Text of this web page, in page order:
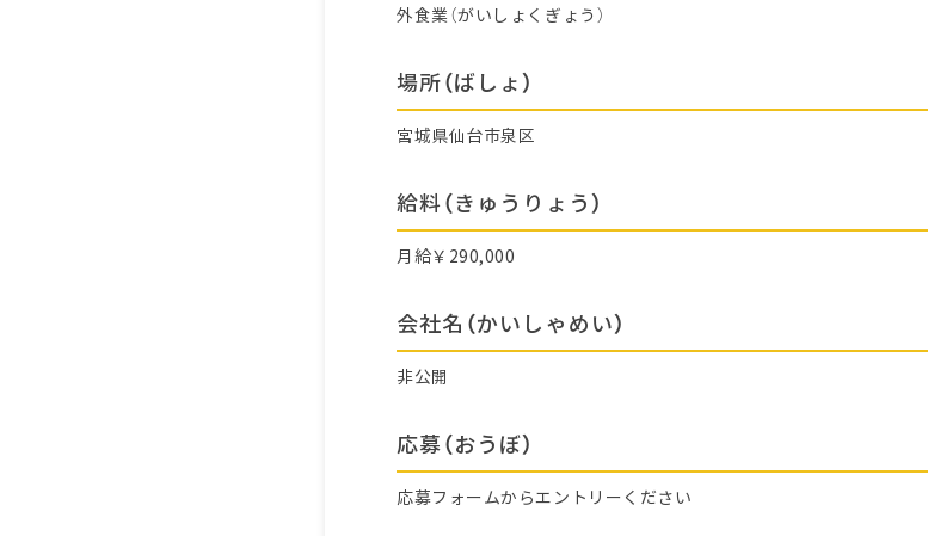
外食業（がいしょくぎょう）
場所（ばしょ）
宮城県仙台市泉区
給料（きゅうりょう）
月給￥290,000
会社名（かいしゃめい）
非公開
応募（おうぼ）
応募フォームからエントリーください